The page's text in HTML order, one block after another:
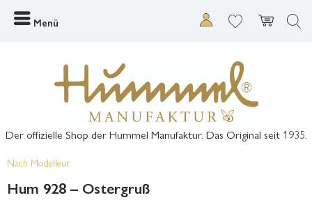
Menü
Der offizielle Shop der Hummel Manufaktur. Das Original seit 1935.
Nach Modelleur
Hum 928 – Ostergruß